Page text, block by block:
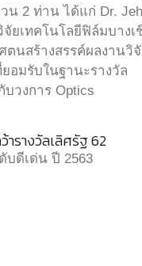
น 2 ท่าน ได้แก่ Dr.
ยเทคโนโลยีฟิล์มบางเ
ตนสร้างสรรค์ผลงานวิ
ยอมรับในฐานะรางวัล
วงการ Optics
รางวัลเลิศรัฐ 62
บดีเด่น ปี 2563